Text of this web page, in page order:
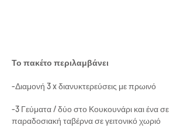
Το πακέτο περιλαμβάνει
-Διαμονή 3 x διανυκτερεύσεις με πρωινό
-3 Γεύματα / δύο στο Κουκουνάρι και ένα σε
παραδοσιακή ταβέρνα σε γειτονικό χωριό